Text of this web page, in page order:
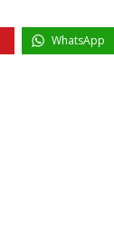
WhatsApp